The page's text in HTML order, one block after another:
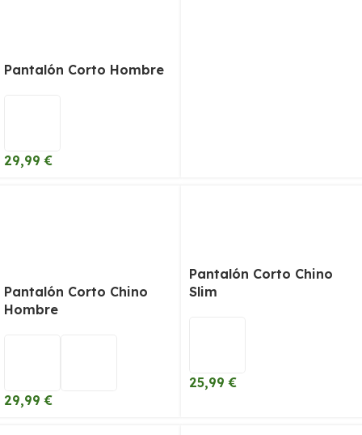
Pantalón Corto Hombre
29,99€
Pantalón Corto Chino
Hombre
29,99€
Pantalón Corto Chino
Slim
25,99€